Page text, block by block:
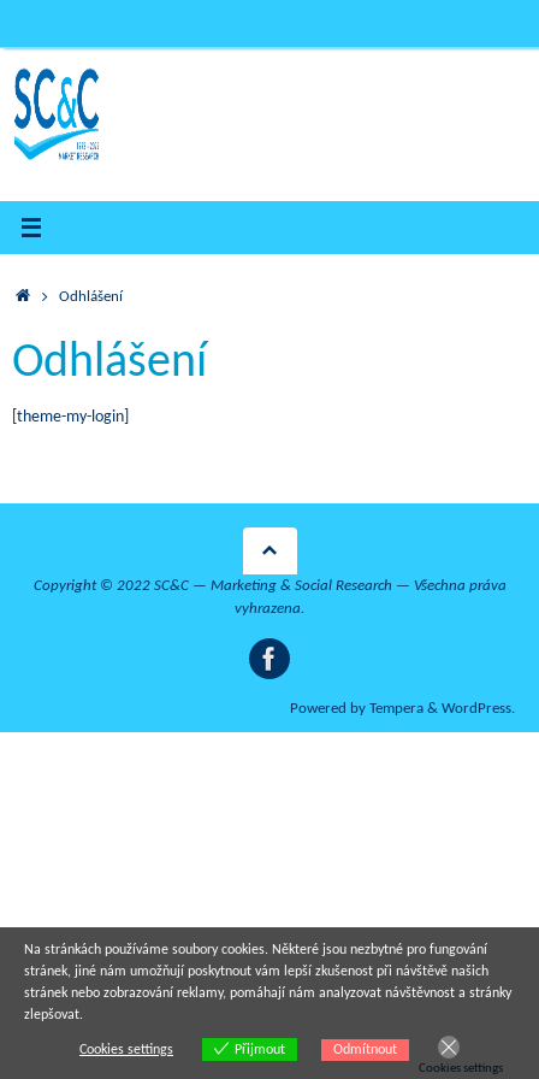
HomeOdhlášení
Odhlášení
[theme-my-login]
Copyright © 2022 SC&C — Marketing & Social Research — Všechna práva
vyhrazena.
Powered by Tempera & WordPress.
Na stránkách používáme soubory cookies. Některé jsou nezbytné pro fungování
stránek, jiné nám umožňují poskytnout vám lepší zkušenost při návštěvě našich
stránek nebo zobrazování reklamy, pomáhají nám analyzovat návštěvnost a stránky
zlepšovat.
Cookies settings Přijmout Odmítnout
Cookies settings